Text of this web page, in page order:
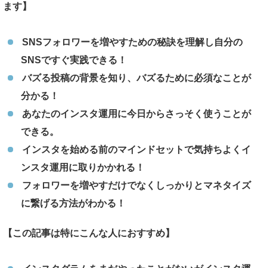
ます】
SNSフォロワーを増やすための秘訣を理解し自分の
SNSですぐ実践できる！
バズる投稿の背景を知り、バズるために必須なことが
分かる！
あなたのインスタ運用に今日からさっそく使うことが
できる。
インスタを始める前のマインドセットで気持ちよくイ
ンスタ運用に取りかかれる！
フォロワーを増やすだけでなくしっかりとマネタイズ
に繋げる方法がわかる！
【この記事は特にこんな人におすすめ】